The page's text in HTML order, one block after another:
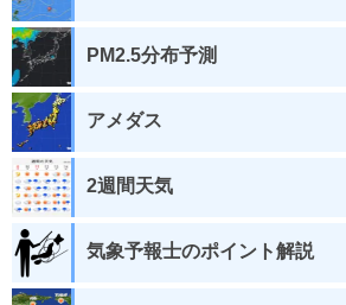
PM2.5分布予測
アメダス
2週間天気
気象予報士のポイント解説